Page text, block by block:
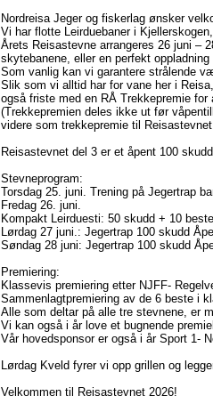
Nordreisa Jeger og fiskerlag ønsker
Vi har flotte Leirduebaner i
Årets Reisastevne arrangeres 26 juni –
skytebanene, eller en perfekt
Som vanlig kan vi garantere strålende
Slik som vi alltid har for vane her i
også friste med en RÅ Trekkepremie
(Trekkepremien deles ikke ut før
videre som trekkepremie til
Reisastevnet del 3 er et åpent 100
Stevneprogram:
Torsdag 25. juni. Trening på Jegertrap
Fredag 26. juni.
Kompakt Leirduesti: 50 skudd + 10
Lørdag 27 juni.: Jegertrap 100 skudd
Søndag 28 juni: Jegertrap 100 skudd
Premiering:
Klassevis premiering etter NJFF-
Sammenlagtpremiering av de 6 beste i
Alle som deltar på alle tre stevnene, er
Vi kan også i år love et bugnende
Vår hovedsponsor er også i år Sport 1-
Lørdag Kveld fyrer vi opp grillen og
Velkommen til Reisastevnet 2026!